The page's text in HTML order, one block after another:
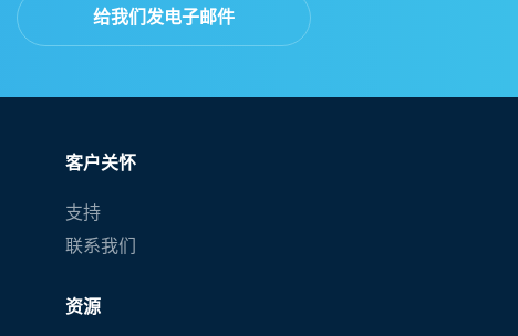
给我们发电子邮件
客户关怀
支持
联系我们
资源